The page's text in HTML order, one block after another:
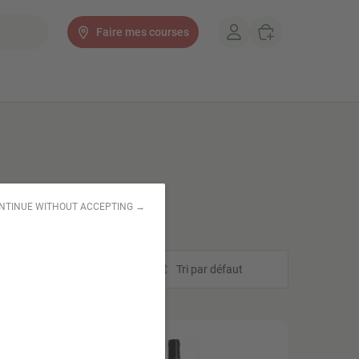
WITHOUT ACCEPTING →
Faire mes courses
Tri par défaut